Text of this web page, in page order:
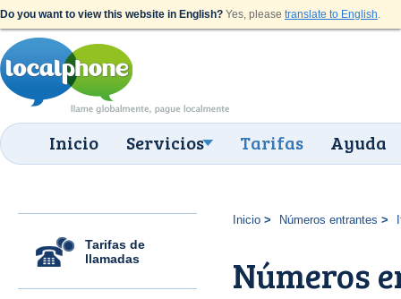
Do you want to view this website in English? Yes, please translate to English.
Inicio Servicios Tarifas Ayuda
Tarifas de
llamadas
Inicio Números entrantes
Números